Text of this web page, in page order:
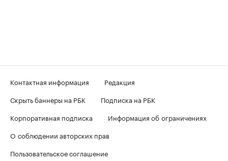
Контактная информация
Редакция
Скрыть баннеры на РБК
Подписка на РБК
Корпоративная подписка
Информация об ограничениях
О соблюдении авторских прав
Пользовательское соглашение